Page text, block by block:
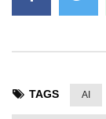
TAGS AI